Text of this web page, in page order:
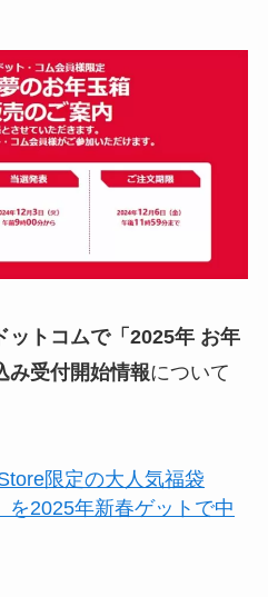
ットコムで「2025年 お年
み受付開始情報について
限定の大人気福袋
を2025年新春ゲットで中